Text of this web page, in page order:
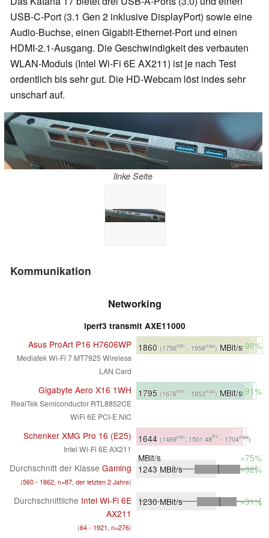
USB-C-Port (3.1 Gen 2 inklusive DisplayPort) sowie eine
Audio-Buchse, einen Gigabit-Ethernet-Port und einen
HDMI-2.1-Ausgang. Die Geschwindigkeit des verbauten
WLAN-Moduls (Intel Wi-Fi 6E AX211) ist je nach Test
ordentlich bis sehr gut. Die HD-Webcam löst indes sehr
unscharf auf.
linke Seite
Kommunikation
Networking
iperf3 transmit AXE11000
Asus ProArt P16 H7606WP
Mediatek Wi-Fi 7 MT7925 Wireless
LAN Card
1860 (1756min - 1958max) MBit/s+98%
Gigabyte Aero X16 1WH
RealTek Semiconductor RTL8852CE
WiFi 6E PCI-E NIC
1795 (1676min - 1853max) MBit/s+91%
Schenker XMG Pro 16 (E25)
Intel Wi-Fi 6E AX211
1644 (1469min , 1501.48P1 - 1704max)
MBit/s
+75%
Durchschnitt der Klasse Gaming
(560 - 1862, n=87, der letzten 2 Jahre)
1243 MBit/s +32%
Durchschnittliche Intel Wi-Fi 6E
AX211
(64 - 1921, n=276)
1230MBit/s +31%